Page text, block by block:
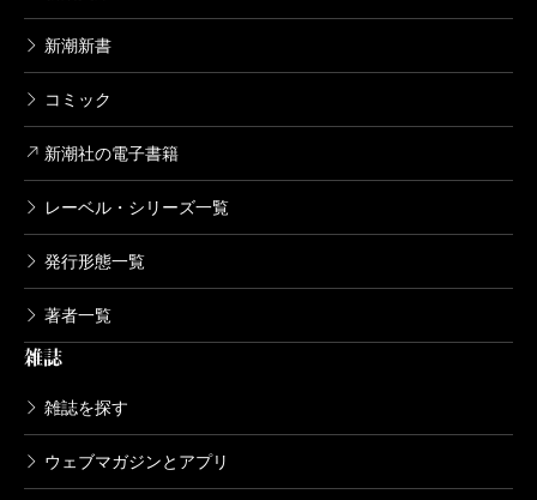
新潮新書
コミック
新潮社の電子書籍
レーベル・シリーズ一覧
発行形態一覧
著者一覧
雑誌
雑誌を探す
ウェブマガジンとアプリ